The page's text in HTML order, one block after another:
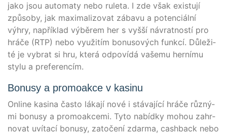
jako jsou auto­ma­ty nebo rul­eta. I zde však exis­tu­jí
způ­so­by, jak maxi­ma­lizo­vat zába­vu a poten­ciální
výhry, napří­klad výbě­rem her s vyšší náv­rat­nos­tí pro
hrá­če (RTP) nebo využi­tím bonu­so­vých funk­cí. Důleži­
té je vyb­rat si hru, která odpo­ví­dá vaše­mu herní­mu
sty­lu a preferencím.
Bonusy a promoakce v kasinu
Online kasi­na čas­to láka­jí nové i stá­va­jí­cí hrá­če růz­ný­
mi bonu­sy a prom­oak­ce­mi. Tyto nabíd­ky mohou zahr­
no­vat uvít­ací bonu­sy, zatočení zdar­ma, cash­back nebo